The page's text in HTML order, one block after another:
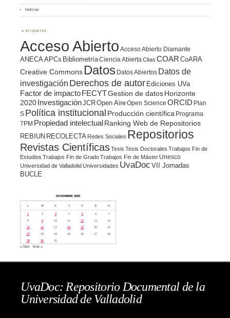
Noticias
ETIQUETAS
Acceso Abierto Acceso Abierto Diamante
ANECA APCs BibliometríaCiencia Abierta Citas COAR CoARA
Creative Commons Datos Datos Abiertos Datos de
investigación Derechos de autor Ediciones UVa
Factor de impacto FECYTGestion de datosHorizonte
2020 InvestigaciónJCROpen AireOpen Science ORCID Plan
S Política institucional Producción científica Programa
7PM Propiedad intelectualRanking Web de Repositorios
REBIUN RECOLECTA Redes Sociales Repositorios
Revistas CientíficasTesis Tesis Doctorales Trabajos Fin de
Estudios Trabajos Fin de GradoTrabajos Fin de Máster Unesco
Universidad de ValladolidUniversidades UvaDoc VII Jornadas
BUCLE
DICIEMBRE 2025
L M X J V S D
1 2 3 4 5 6
7
8
9 10 11 12 13
14
15
16 17 18 19 20
21
22
23 24 25 26 27
28
29
30 31
« Nov Ene »
UvaDoc: Repositorio Documental de la
Universidad de Valladolid